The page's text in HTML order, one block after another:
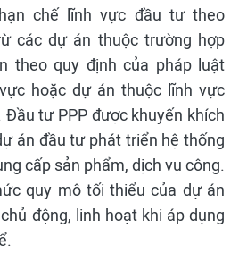
chế lĩnh vực đầu tư theo
các dự án thuộc trường hợp
theo quy định của pháp luật
hoặc dự án thuộc lĩnh vực
Đầu tư PPP được khuyến khích
án đầu tư phát triển hệ thống
cấp sản phẩm, dịch vụ công.
quy mô tối thiểu của dự án
động, linh hoạt khi áp dụng